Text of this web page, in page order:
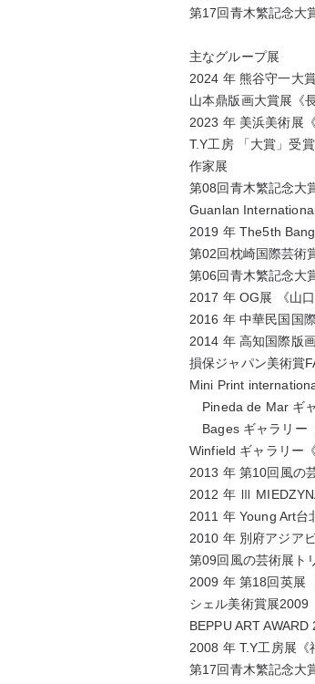
第17回青木繁記念大
主なグループ展
2024 年 熊谷守一大
山本鼎版画大賞展 《
2023 年 美浜美術展
T.Y工房 「大賞」受
作家展
第08回青木繁記念大
Guanlan
2019 年 The5th
第02回枕崎国際芸術
第06回青木繁記念大
2017 年 OG展 《山
2016 年 中華民国国
2014 年 高知国際版
損保ジャパン美術賞
Mini Print
Pineda de Mar ギ
Bages ギャラリー
Winfield ギャラリー
2013 年 第10回風の
2012 年 Ⅲ
2011 年 Young Art台
2010 年 別府アジア
第09回風の芸術展ト
2009 年 第18回英展
シェル美術賞展2009
BEPPU ART AWARD
2008 年 T.Y工房展
第17回青木繁記念大